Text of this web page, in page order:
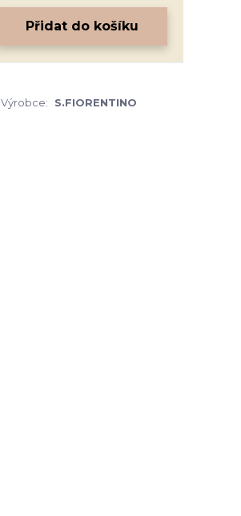
Přidat do košíku
Výrobce:
S.FIORENTINO